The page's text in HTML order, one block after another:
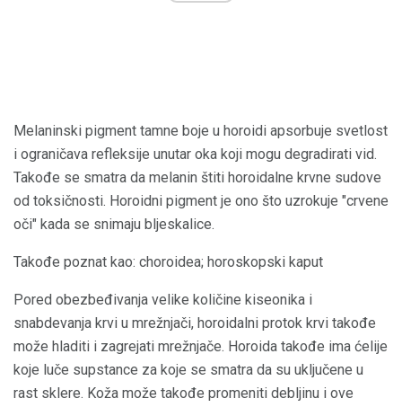
Melaninski pigment tamne boje u horoidi apsorbuje svetlost
i ograničava refleksije unutar oka koji mogu degradirati vid.
Takođe se smatra da melanin štiti horoidalne krvne sudove
od toksičnosti. Horoidni pigment je ono što uzrokuje "crvene
oči" kada se snimaju bljeskalice.
Takođe poznat kao: choroidea; horoskopski kaput
Pored obezbeđivanja velike količine kiseonika i
snabdevanja krvi u mrežnjači, horoidalni protok krvi takođe
može hladiti i zagrejati mrežnjače. Horoida takođe ima ćelije
koje luče supstance za koje se smatra da su uključene u
rast sklere. Koža može takođe promeniti debljinu i ove